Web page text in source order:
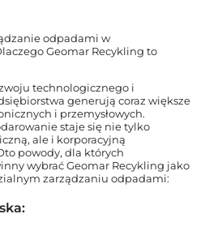
odpadami w
Geomar Recykling to
technologicznego i
generują coraz większe
i przemysłowych.
staje się nie tylko
ale i korporacyjną
powody, dla których
wybrać Geomar Recykling jako
zarządzaniu odpadami: